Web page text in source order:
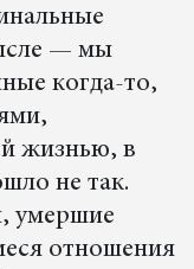
— мы
когда-то,
жизнью, в
не так.
умершие
отношения